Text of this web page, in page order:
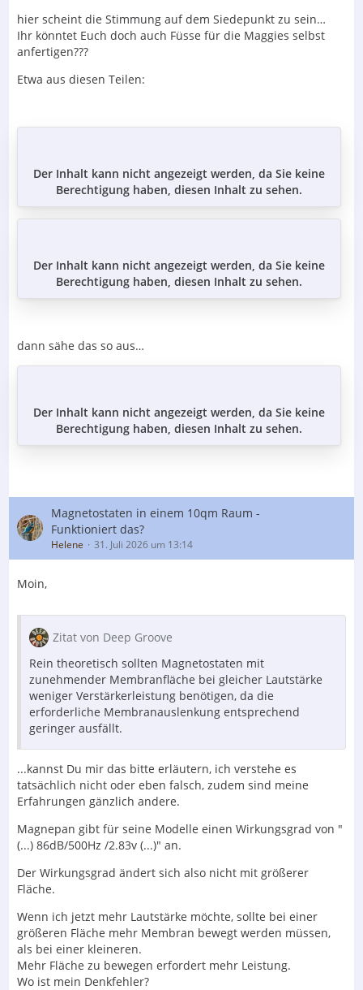
hier scheint die Stimmung auf dem Siedepunkt zu sein…
Ihr könntet Euch doch auch Füsse für die Maggies selbst
anfertigen???
Etwa aus diesen Teilen:
Der Inhalt kann nicht angezeigt werden, da Sie keine
Berechtigung haben, diesen Inhalt zu sehen.
Der Inhalt kann nicht angezeigt werden, da Sie keine
Berechtigung haben, diesen Inhalt zu sehen.
dann sähe das so aus…
Der Inhalt kann nicht angezeigt werden, da Sie keine
Berechtigung haben, diesen Inhalt zu sehen.
Magnetostaten in einem 10qm Raum -
Funktioniert das?
Helene 31. Juli 2026 um 13:14
Moin,
Zitat von Deep Groove
Rein theoretisch sollten Magnetostaten mit
zunehmender Membranfläche bei gleicher Lautstärke
weniger Verstärkerleistung benötigen, da die
erforderliche Membranauslenkung entsprechend
geringer ausfällt.
...kannst Du mir das bitte erläutern, ich verstehe es
tatsächlich nicht oder eben falsch, zudem sind meine
Erfahrungen gänzlich andere.
Magnepan gibt für seine Modelle einen Wirkungsgrad von "
(...) 86dB/500Hz /2.83v (...)" an.
Der Wirkungsgrad ändert sich also nicht mit größerer
Fläche.
Wenn ich jetzt mehr Lautstärke möchte, sollte bei einer
größeren Fläche mehr Membran bewegt werden müssen,
als bei einer kleineren.
Mehr Fläche zu bewegen erfordert mehr Leistung.
Wo ist mein Denkfehler?